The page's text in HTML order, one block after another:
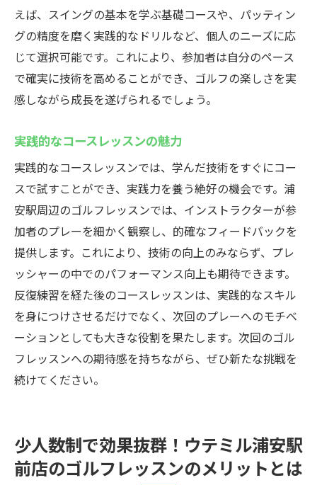
えば、スイングの基本を学ぶ基礎コースや、パッティン
グの精度を磨く実践的なドリルなど、個人のニーズに応
じて選択可能です。これにより、参加者は自分のペース
で確実に技術を高めることができ、ゴルフの楽しさを実
感しながら成長を遂げられるでしょう。
実践的なコースレッスンの魅力
実践的なコースレッスンでは、学んだ技術をすぐにコー
スで試すことができ、実践力を養う絶好の機会です。浦
安駅周辺のゴルフレッスンでは、インストラクターが参
加者のプレーを細かく観察し、的確なフィードバックを
提供します。これにより、技術の向上のみならず、プレ
ッシャーの中でのパフォーマンス向上も期待できます。
反復練習を経た後のコースレッスンは、実践的なスキル
を身につけさせるだけでなく、次回のプレーへのモチベ
ーションとしても大きな役割を果たします。次回のゴル
フレッスンへの期待感を持ちながら、ぜひ新たな挑戦を
続けてください。
少人数制で効果抜群！ウテミル浦安駅
前店のゴルフレッスンのメリットとは